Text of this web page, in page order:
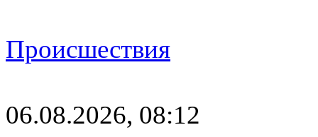
Происшествия
06.08.2026, 08:12